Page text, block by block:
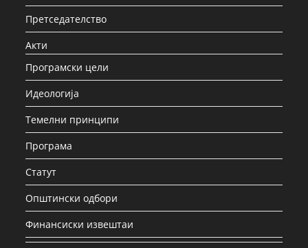
Претседателство
Акти
Програмски цели
Идеологија
Темелни принципи
Програма
Статут
Општински одбори
Финансиски извештаи